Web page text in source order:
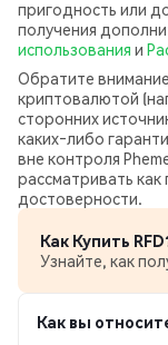
пригодность или
получения
использования и
Обратите
криптовалютой
сторонних
каких‑либо
вне контроля
рассматривать
достоверности.
Как Купить
Узнайте, как
Как вы